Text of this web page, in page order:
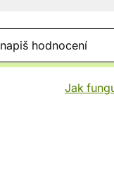
napiš hodnocení
Jak